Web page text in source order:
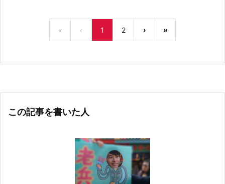
« ‹ 1 2 › »
この記事を書いた人